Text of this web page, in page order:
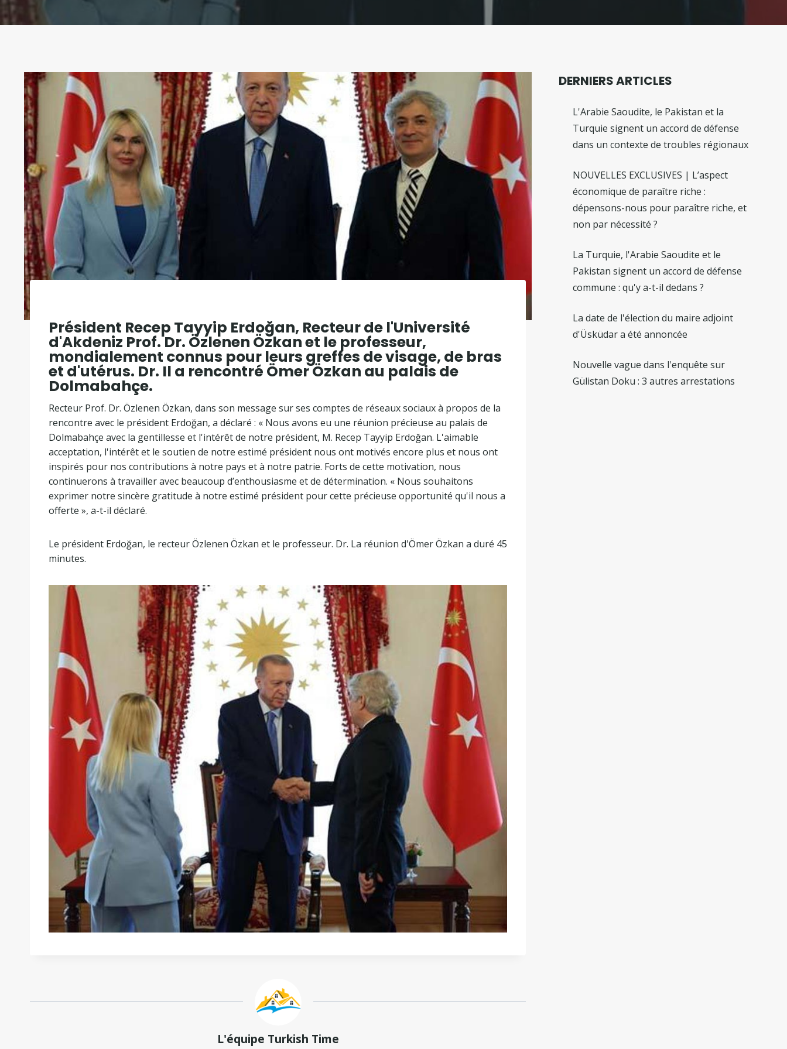
Président Recep Tayyip Erdoğan, Recteur de l'Université
d'Akdeniz Prof. Dr. Özlenen Özkan et le professeur,
mondialement connus pour leurs greffes de visage, de bras
et d'utérus. Dr. Il a rencontré Ömer Özkan au palais de
Dolmabahçe.
Recteur Prof. Dr. Özlenen Özkan, dans son message sur ses comptes de réseaux sociaux à propos de la
rencontre avec le président Erdoğan, a déclaré : « Nous avons eu une réunion précieuse au palais de
Dolmabahçe avec la gentillesse et l'intérêt de notre président, M. Recep Tayyip Erdoğan. L'aimable
acceptation, l'intérêt et le soutien de notre estimé président nous ont motivés encore plus et nous ont
inspirés pour nos contributions à notre pays et à notre patrie. Forts de cette motivation, nous
continuerons à travailler avec beaucoup d’enthousiasme et de détermination. « Nous souhaitons
exprimer notre sincère gratitude à notre estimé président pour cette précieuse opportunité qu'il nous a
offerte », a-t-il déclaré.
Le président Erdoğan, le recteur Özlenen Özkan et le professeur. Dr. La réunion d'Ömer Özkan a duré 45
minutes.
L'équipe Turkish Time
DERNIERS ARTICLES
L'Arabie Saoudite, le Pakistan et la
Turquie signent un accord de défense
dans un contexte de troubles régionaux
NOUVELLES EXCLUSIVES | L’aspect
économique de paraître riche :
dépensons-nous pour paraître riche, et
non par nécessité ?
La Turquie, l'Arabie Saoudite et le
Pakistan signent un accord de défense
commune : qu'y a-t-il dedans ?
La date de l'élection du maire adjoint
d'Üsküdar a été annoncée
Nouvelle vague dans l'enquête sur
Gülistan Doku : 3 autres arrestations